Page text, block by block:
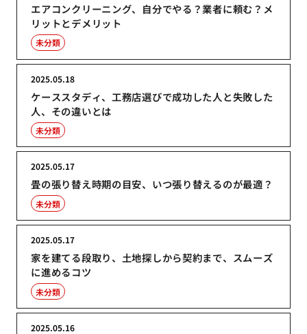
エアコンクリーニング、自分でやる？業者に頼む？メ
リットとデメリット
未分類
ケーススタディ、工務店選びで成功した人と失敗した
人、その違いとは
2025.05.18
未分類
畳の張り替え時期の目安、いつ張り替えるのが最適？
2025.05.17
未分類
家を建てる段取り、土地探しから契約まで、スムーズ
に進めるコツ
2025.05.17
未分類
2025.05.16